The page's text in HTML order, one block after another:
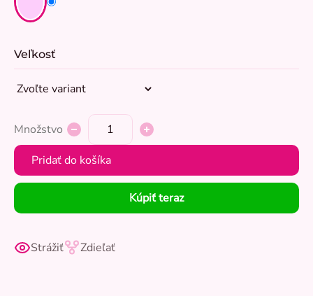
Veľkosť
Množstvo
Pridať do košíka
Kúpiť teraz
Strážiť Zdieľať